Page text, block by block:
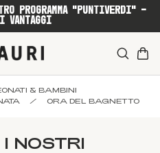
PROGRAMMA "PUNTIVERDI" -
VANTAGGI
& BAMBINI
/ ORA DEL BAGNETTO
NOSTRI